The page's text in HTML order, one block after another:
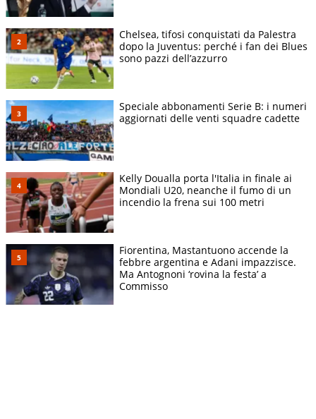
Chelsea, tifosi conquistati da Palestra
dopo la Juventus: perché i fan dei Blues
sono pazzi dell’azzurro
Speciale abbonamenti Serie B: i numeri
aggiornati delle venti squadre cadette
Kelly Doualla porta l'Italia in finale ai
Mondiali U20, neanche il fumo di un
incendio la frena sui 100 metri
Fiorentina, Mastantuono accende la
febbre argentina e Adani impazzisce.
Ma Antognoni ‘rovina la festa’ a
Commisso